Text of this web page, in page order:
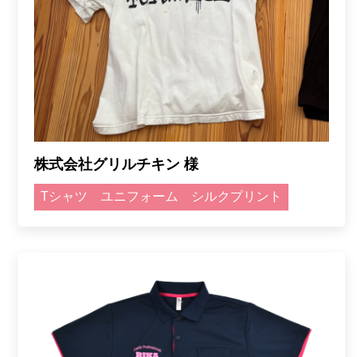
株式会社グリルチキン 様
Tシャツ ユニフォーム シルクプリント